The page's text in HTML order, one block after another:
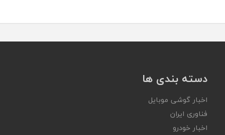
دسته بندی ها
اخبار گوشی موبایل
فناوری ایران
اخبار خودرو